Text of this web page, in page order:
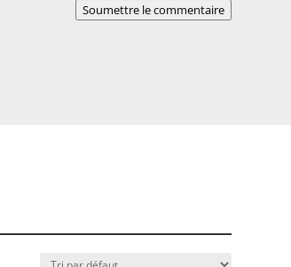
Soumettre le commentaire